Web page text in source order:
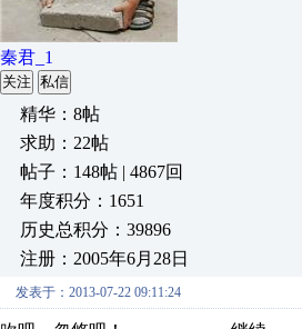
秦君_1
关注 私信
精华：8帖
求助：22帖
帖子：148帖 | 4867回
年度积分：1651
历史总积分：39896
注册：2005年6月28日
发表于：2013-07-22 09:11:24